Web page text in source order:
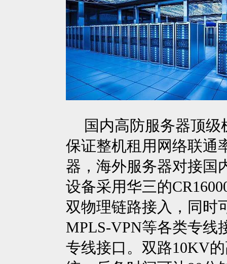
国内高防服务器顶
保证整机租用网络联通
器，海外服务器对接国
设备采用华三的
双物理链路接入，同时
MPLS-VPN等各类专线
专线接口。双路10KV